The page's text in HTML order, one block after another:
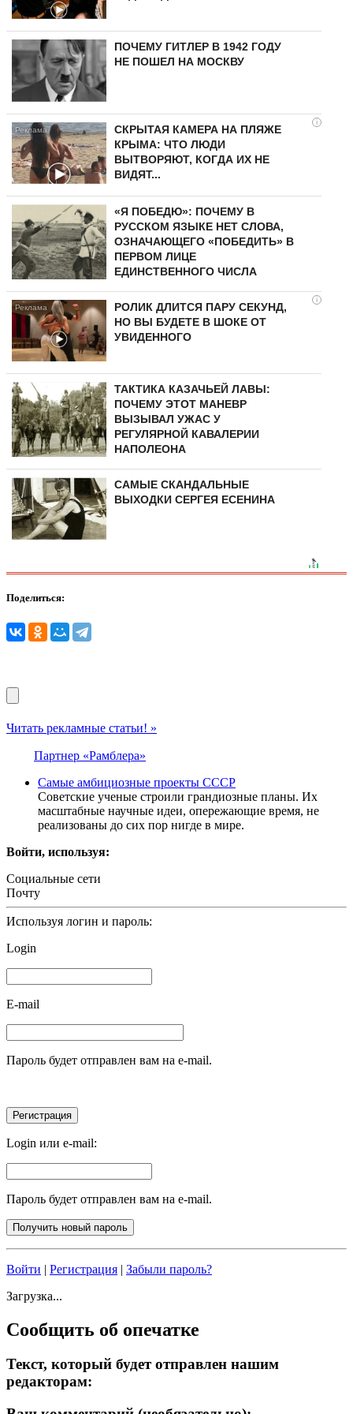
ПОЧЕМУ ГИТЛЕР В 1942 ГОДУ
НЕ ПОШЕЛ НА МОСКВУ
i
СКРЫТАЯ КАМЕРА НА ПЛЯЖЕ
КРЫМА: ЧТО ЛЮДИ
ВЫТВОРЯЮТ, КОГДА ИХ НЕ
ВИДЯТ...
«Я ПОБЕДЮ»: ПОЧЕМУ В
РУССКОМ ЯЗЫКЕ НЕТ СЛОВА,
ОЗНАЧАЮЩЕГО «ПОБЕДИТЬ» В
ПЕРВОМ ЛИЦЕ
ЕДИНСТВЕННОГО ЧИСЛА
i
РОЛИК ДЛИТСЯ ПАРУ СЕКУНД,
НО ВЫ БУДЕТЕ В ШОКЕ ОТ
УВИДЕННОГО
ТАКТИКА КАЗАЧЬЕЙ ЛАВЫ:
ПОЧЕМУ ЭТОТ МАНЕВР
ВЫЗЫВАЛ УЖАС У
РЕГУЛЯРНОЙ КАВАЛЕРИИ
НАПОЛЕОНА
САМЫЕ СКАНДАЛЬНЫЕ
ВЫХОДКИ СЕРГЕЯ ЕСЕНИНА
Поделиться:
Читать рекламные статьи! »
Партнер «Рамблера»
Самые амбициозные проекты СССР
Советские ученые строили грандиозные планы. Их
масштабные научные идеи, опережающие время, не
реализованы до сих пор нигде в мире.
Войти, используя:
Социальные сети
Почту
Используя логин и пароль:
Login
E-mail
Пароль будет отправлен вам на e-mail.
Login или e-mail:
Пароль будет отправлен вам на e-mail.
Войти | Регистрация | Забыли пароль?
Загрузка...
Сообщить об опечатке
Текст, который будет отправлен нашим
редакторам: